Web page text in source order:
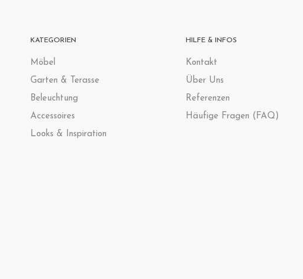
KATEGORIEN
Möbel
Garten & Terasse
Beleuchtung
Accessoires
Looks & Inspiration
HILFE & INFOS
Kontakt
Über Uns
Referenzen
Häufige Fragen (FAQ)